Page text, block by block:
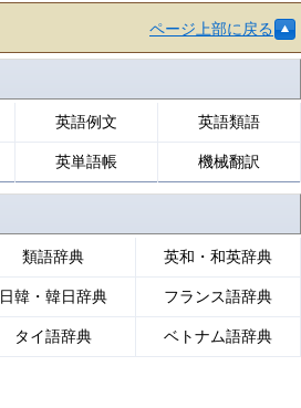
ページ上部に戻る
英語例文 英語類語
英単語帳 機械翻訳
類語辞典 英和・和英辞典
日韓・韓日辞典 フランス語辞典
タイ語辞典 ベトナム語辞典